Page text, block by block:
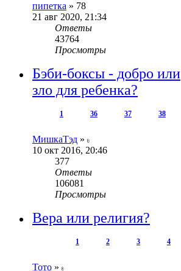
пипетка »
21 авг 2020, 21:34
78
Ответы
43764
Просмотры
Бэби-боксы - добро или
зло для ребенка?
1 36 37 38
МишкаТэд »
10 окт 2016, 20:46
377
Ответы
106081
Просмотры
Вера или религия?
1 2 3 4
Тото »